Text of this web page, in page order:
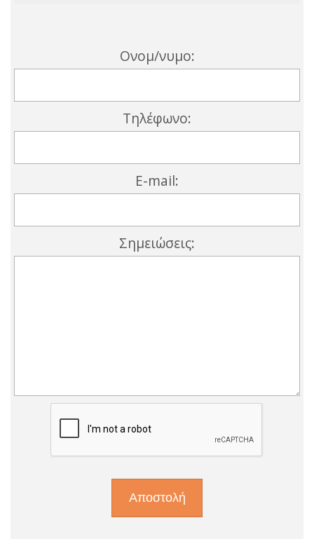
Ονομ/νυμο:
Τηλέφωνο:
E-mail:
Σημειώσεις: